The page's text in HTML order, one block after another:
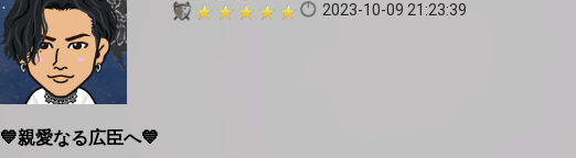
2023-10-09 21:23:39
💙親愛なる広臣へ💙